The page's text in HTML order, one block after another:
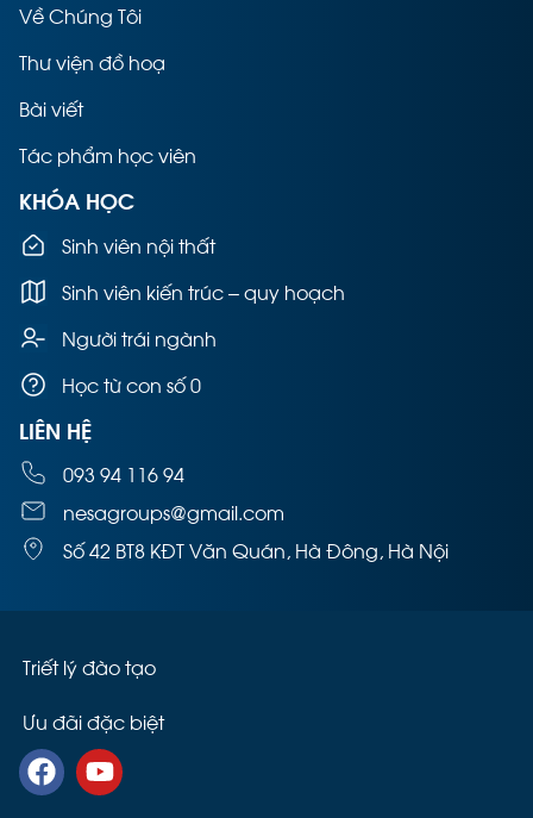
Về Chúng Tôi
Thư viện đồ hoạ
Bài viết
Tác phẩm học viên
KHÓA HỌC
Sinh viên nội thất
Sinh viên kiến trúc – quy hoạch
Người trái ngành
Học từ con số 0
LIÊN HỆ
093 94 116 94
nesagroups@gmail.com
Số 42 BT8 KĐT Văn Quán, Hà Đông, Hà Nội
Triết lý đào tạo
Ưu đãi đặc biệt